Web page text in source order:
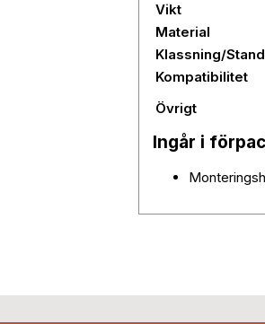
Vikt
Material
Klassning/
Kompatibilitet
Övrigt
Ingår i